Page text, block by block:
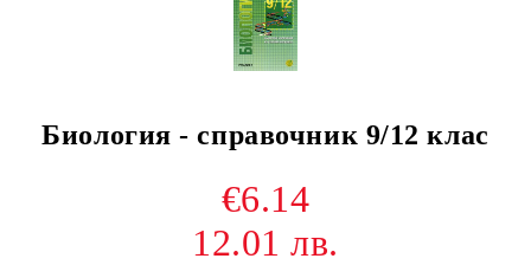
Биология - справочник 9/12 клас
€6.14
12.01 лв.